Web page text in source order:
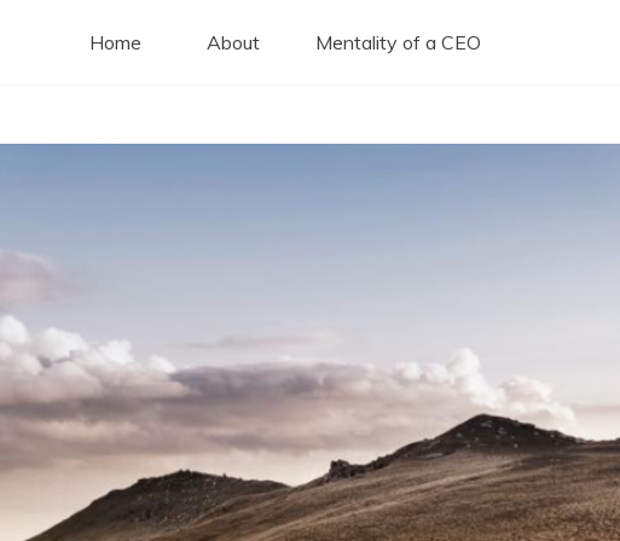
Home About Mentality of a CEO